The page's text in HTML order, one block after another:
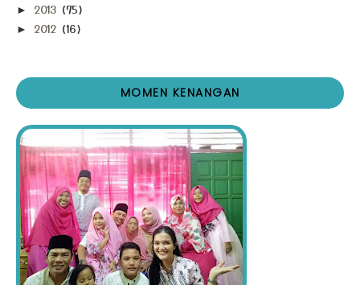
► 2013 (75)
► 2012 (16)
MOMEN KENANGAN